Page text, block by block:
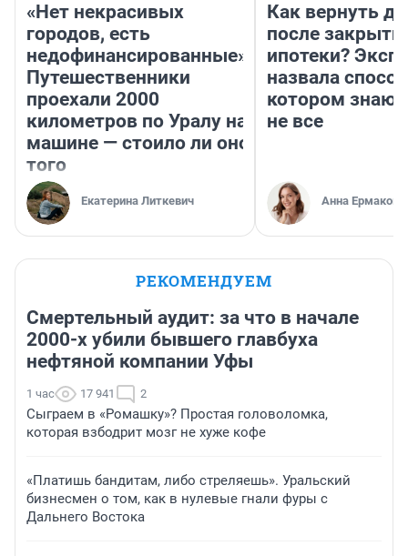
«Нет некрасивых
городов, есть
недофинансированные».
Путешественники
проехали 2000
километров по Уралу на
машине — стоило ли оно
того
Екатерина Литкевич
Как вернуть
после
ипотеки?
назвала
котором
не все
Анна Ермакова
РЕКОМЕНДУЕМ
Смертельный аудит: за что в начале
2000-х убили бывшего главбуха
нефтяной компании Уфы
1 час 17 941 2
Сыграем в «Ромашку»? Простая головоломка,
которая взбодрит мозг не хуже кофе
«Платишь бандитам, либо стреляешь». Уральский
бизнесмен о том, как в нулевые гнали фуры с
Дальнего Востока